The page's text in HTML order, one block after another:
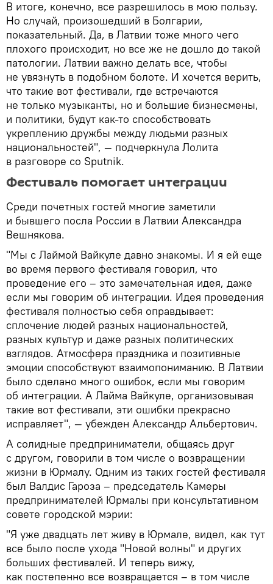
В итоге, конечно, все разрешилось в мою пользу.
Но случай, произошедший в Болгарии,
показательный. Да, в Латвии тоже много чего
плохого происходит, но все же не дошло до такой
патологии. Латвии важно делать все, чтобы
не увязнуть в подобном болоте. И хочется верить,
что такие вот фестивали, где встречаются
не только музыканты, но и большие бизнесмены,
и политики, будут как-то способствовать
укреплению дружбы между людьми разных
национальностей", — подчеркнула Лолита
в разговоре со Sputnik.
Фестиваль помогает интеграции
Среди почетных гостей многие заметили
и бывшего посла России в Латвии Александра
Вешнякова.
"Мы с Лаймой Вайкуле давно знакомы. И я ей еще
во время первого фестиваля говорил, что
проведение его – это замечательная идея, даже
если мы говорим об интеграции. Идея проведения
фестиваля полностью себя оправдывает:
сплочение людей разных национальностей,
разных культур и даже разных политических
взглядов. Атмосфера праздника и позитивные
эмоции способствуют взаимопониманию. В Латвии
было сделано много ошибок, если мы говорим
об интеграции. А Лайма Вайкуле, организовывая
такие вот фестивали, эти ошибки прекрасно
исправляет", — убежден Александр Альбертович.
А солидные предприниматели, общаясь друг
с другом, говорили в том числе о возвращении
жизни в Юрмалу. Одним из таких гостей фестиваля
был Валдис Гароза – председатель Камеры
предпринимателей Юрмалы при консультативном
совете городской мэрии:
"Я уже двадцать лет живу в Юрмале, видел, как тут
все было после ухода "Новой волны" и других
больших фестивалей. И теперь вижу,
как постепенно все возвращается – в том числе